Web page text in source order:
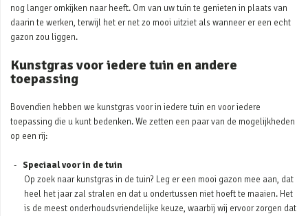
nog langer omkijken naar heeft. Om van uw tuin te genieten in plaats van
daarin te werken, terwijl het er net zo mooi uitziet als wanneer er een echt
gazon zou liggen.
Kunstgras voor iedere tuin en andere
toepassing
Bovendien hebben we kunstgras voor in iedere tuin en voor iedere
toepassing die u kunt bedenken. We zetten een paar van de mogelijkheden
op een rij:
Speciaal voor in de tuin
Op zoek naar kunstgras in de tuin? Leg er een mooi gazon mee aan, dat
heel het jaar zal stralen en dat u ondertussen niet hoeft te maaien. Het
is de meest onderhoudsvriendelijke keuze, waarbij wij ervoor zorgen dat